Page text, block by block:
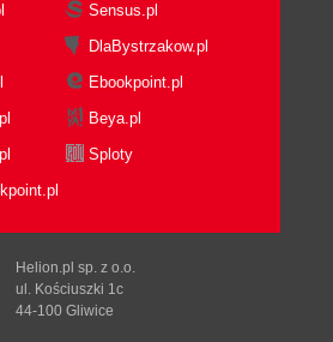
Sensus.pl
DlaBystrzakow.pl
Ebookpoint.pl
Beya.pl
Sploty
Helion.pl sp. z o.o.
ul. Kościuszki 1c
44-100 Gliwice